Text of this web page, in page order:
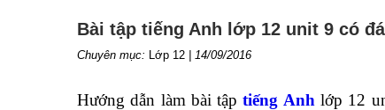
Bài tập tiếng Anh lớp 12 unit 9 có
Chuyên mục: Lớp 12 14/09/2016
Hướng dẫn làm bài tậptiếng Anh lớp 12